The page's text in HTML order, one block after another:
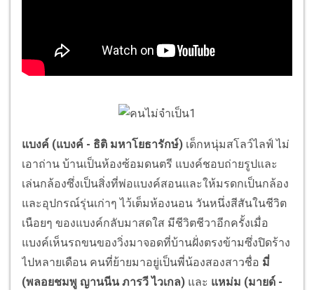
แบงค์ (แบงค์ - ธิติ มหาโยธารักษ์) เด็กหนุ่มสโลว์ไลฟ์ ไม่
เอาถ่าน บ้านเป็นห้องซ้อมดนตรี แบงค์ชอบถ่ายรูปและ
เล่นกล้องซึ่งเป็นสิ่งที่พ่อแบงค์สอนและให้มรดกเป็นกล้อง
และอุปกรณ์รุ่นเก่าๆ ไว้เต็มห้องนอน วันหนึ่งสีสันในชีวิต
เนือยๆ ของแบงค์กลับมาสดใส มีชีวิตชีวาอีกครั้งเมื่อ
แบงค์เห็นรถขนของวิ่งมาจอดที่บ้านฝั่งตรงข้ามซึ่งปิดร้าง
ไปหลายเดือน คนที่ย้ายมาอยู่เป็นพี่น้องสองสาวชื่อ มี่
(พลอยชมพู ญานนีน ภารวี ไวเกล) และ แหม่ม (มายด์ -